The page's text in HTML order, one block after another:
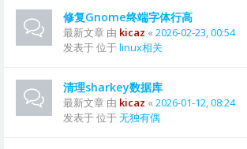
修复Gnome终端字体行高
最新文章 由 kicaz « 2026-02-23, 00:54
发表于 位于linux相关
清理sharkey数据库
最新文章 由 kicaz « 2026-01-12, 08:24
发表于 位于无独有偶